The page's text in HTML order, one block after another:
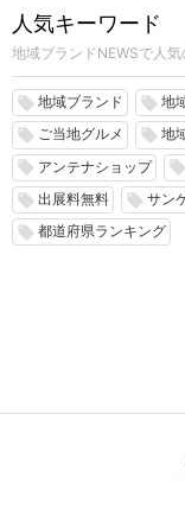
人気キーワード
地域ブランドNEWSで人気
local_offer 地域ブランド local_offer 地
local_offer ご当地グルメ local_offer 地
local_offer アンテナショップ local_offer
local_offer 出展料無料 local_offer サン
local_offer 都道府県ランキング